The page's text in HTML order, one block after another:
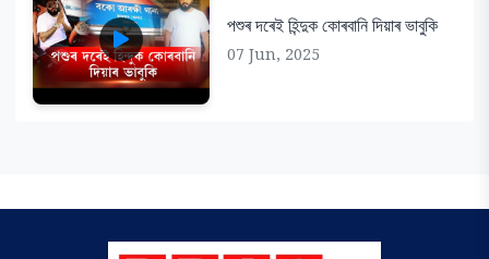
পশুৰ দৰেই হিন্দুক কোৰবানি দিয়াৰ ভাবুকি
07 Jun, 2025